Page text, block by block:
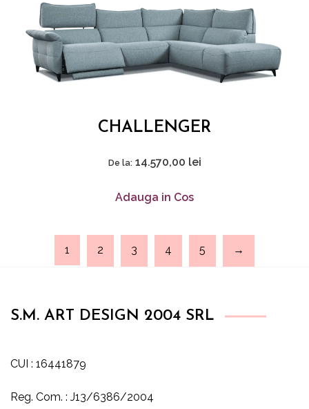
CHALLENGER
De la: 14.570,00 lei
Adauga in Cos
1 2 3 4 5 →
S.M. ART DESIGN 2004 SRL
CUI : 16441879
Reg. Com. : J13/6386/2004